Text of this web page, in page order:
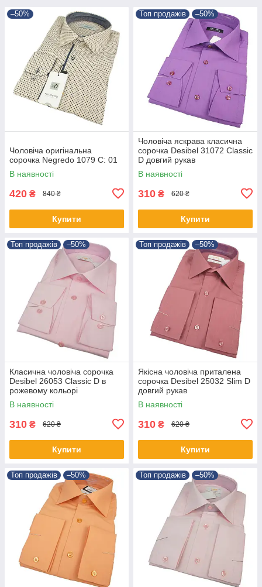
–50%
Чоловіча оригінальна
сорочка Negredo 1079 C: 01
В наявності
420 ₴ 840 ₴
Купити
Топ продажів –50%
Чоловіча яскрава класична
сорочка Desibel 31072 Classic
D довгий рукав
В наявності
310 ₴ 620 ₴
Купити
Топ продажів –50%
Класична чоловіча сорочка
Desibel 26053 Classic D в
рожевому кольорі
В наявності
310 ₴ 620 ₴
Купити
Топ продажів –50%
Якісна чоловіча приталена
сорочка Desibel 25032 Slim D
довгий рукав
В наявності
310 ₴ 620 ₴
Купити
Топ продажів –50% Топ продажів –50%